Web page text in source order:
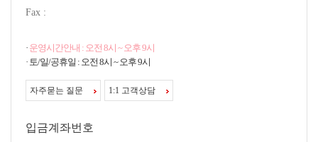
Fax :
· 운영시간안내 : 오전 8시 ~ 오후 9시
· 토/일/공휴일 : 오전 8시 ~ 오후 9시
자주묻는 질문 1:1 고객상담
입금계좌번호